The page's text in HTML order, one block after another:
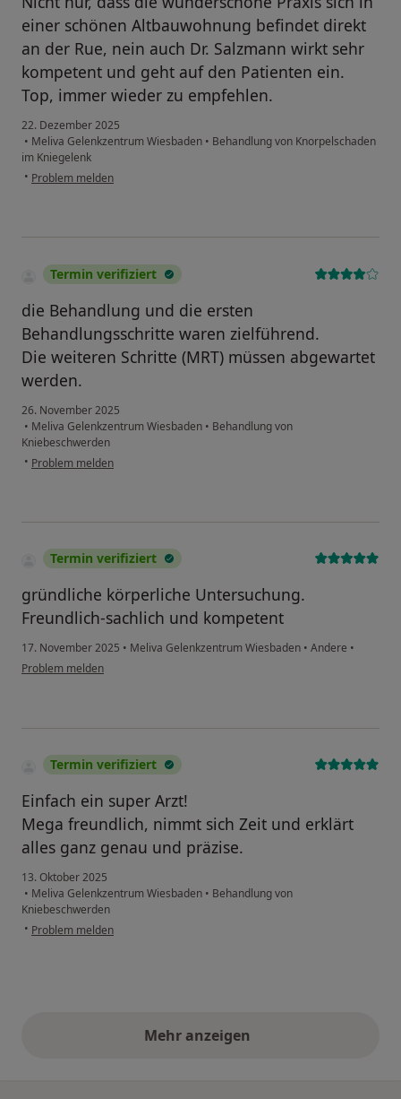
einer schönen Altbauwohnung befindet direkt
an der Rue, nein auch Dr. Salzmann wirkt sehr
kompetent und geht auf den Patienten ein.
Top, immer wieder zu empfehlen.
22. Dezember 2025
• Meliva Gelenkzentrum Wiesbaden • Behandlung von Knorpelschaden
im Kniegelenk
• Problem melden
Termin verifiziert
die Behandlung und die ersten
Behandlungsschritte waren zielführend.
Die weiteren Schritte (MRT) müssen abgewartet
werden.
26. November 2025
• Meliva Gelenkzentrum Wiesbaden • Behandlung von
Kniebeschwerden
• Problem melden
Termin verifiziert
gründliche körperliche Untersuchung.
Freundlich-sachlich und kompetent
17. November 2025 • Meliva Gelenkzentrum Wiesbaden • Andere •
Problem melden
Termin verifiziert
Einfach ein super Arzt!
Mega freundlich, nimmt sich Zeit und erklärt
alles ganz genau und präzise.
13. Oktober 2025
• Meliva Gelenkzentrum Wiesbaden • Behandlung von
Kniebeschwerden
• Problem melden
Mehr anzeigenobige Stellungnahmen